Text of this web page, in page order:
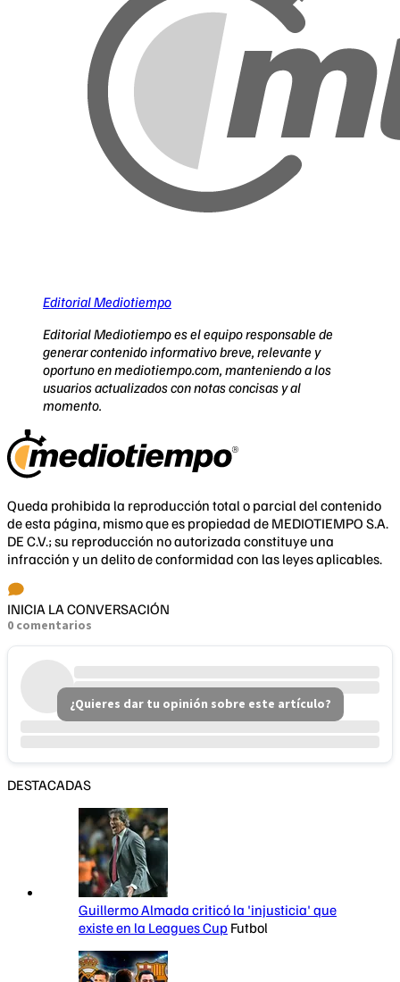
Editorial Mediotiempo
Editorial Mediotiempo es el equipo responsable de
generar contenido informativo breve, relevante y
oportuno en mediotiempo.com, manteniendo a los
usuarios actualizados con notas concisas y al
momento.
Queda prohibida la reproducción total o parcial del contenido
de esta página, mismo que es propiedad de MEDIOTIEMPO S.A.
DE C.V.; su reproducción no autorizada constituye una
infracción y un delito de conformidad con las leyes aplicables.
INICIA LA CONVERSACIÓN
0 comentarios
¿Quieres dar tu opinión sobre este artículo?
DESTACADAS
Guillermo Almada criticó la 'injusticia' que
existe en la Leagues Cup Futbol